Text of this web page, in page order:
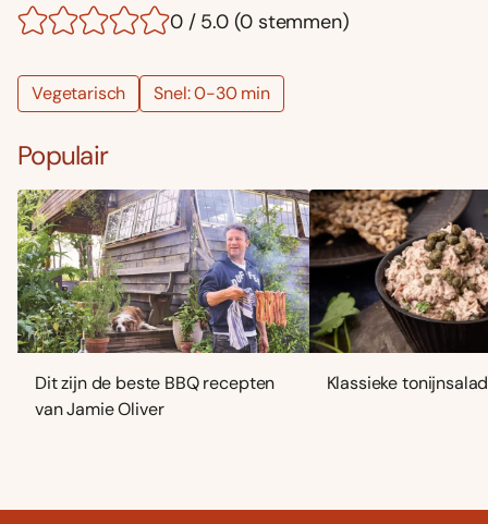
0 / 5.0 (0 stemmen)
Vegetarisch Snel: 0-30 min
Populair
Dit zijn de beste BBQ recepten
van Jamie Oliver
Klassieke